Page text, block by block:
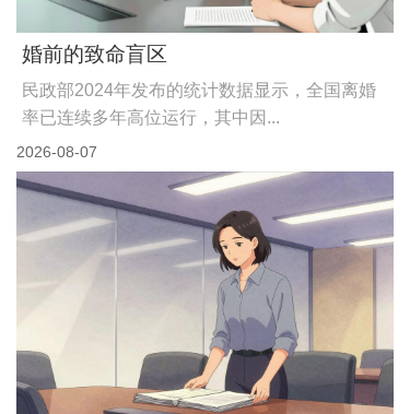
婚前的致命盲区
民政部2024年发布的统计数据显示，全国离婚
率已连续多年高位运行，其中因...
2026-08-07